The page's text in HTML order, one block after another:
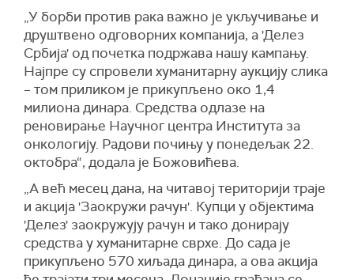
„У борби против рака важно је укључивање и
друштвено одговорних компанија, а 'Делез
Србија' од почетка подржава нашу кампању.
Најпре су спровели хуманитарну аукцију слика
– том приликом је прикупљено око 1,4
милиона динара. Средства одлазе на
реновирање Научног центра Института за
онкологију. Радови почињу у понедељак 22.
октобра“, додала је Божовићева.
„А већ месец дана, на читавој територији траје
и акција 'Заокружи рачун'. Купци у објектима
'Делез' заокружују рачун и тако донирају
средства у хуманитарне сврхе. До сада је
прикупљено 570 хиљада динара, а ова акција